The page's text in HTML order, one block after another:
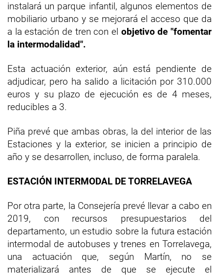
instalará un parque infantil, algunos elementos de
mobiliario urbano y se mejorará el acceso que da
a la estación de tren con el objetivo de "fomentar
la intermodalidad".
Esta actuación exterior, aún está pendiente de
adjudicar, pero ha salido a licitación por 310.000
euros y su plazo de ejecución es de 4 meses,
reducibles a 3.
Piña prevé que ambas obras, la del interior de las
Estaciones y la exterior, se inicien a principio de
año y se desarrollen, incluso, de forma paralela.
ESTACIÓN INTERMODAL DE TORRELAVEGA
Por otra parte, la Consejería prevé llevar a cabo en
2019, con recursos presupuestarios del
departamento, un estudio sobre la futura estación
intermodal de autobuses y trenes en Torrelavega,
una actuación que, según Martín, no se
materializará antes de que se ejecute el